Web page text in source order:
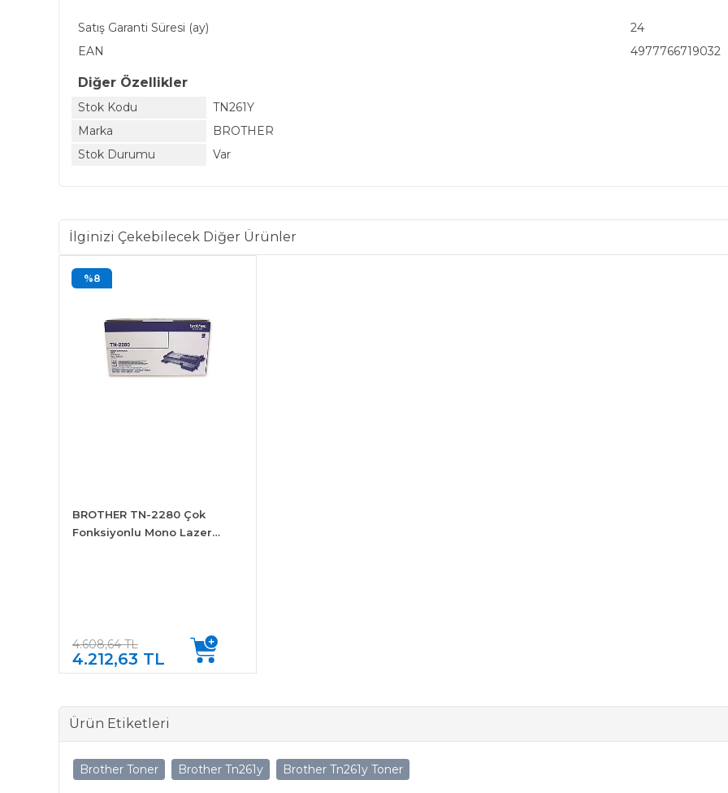
Satış Garanti Süresi (ay)
24
EAN
4977766719032
Diğer Özellikler
Stok Kodu
TN261Y
Marka
BROTHER
Stok Durumu
Var
İlginizi Çekebilecek Diğer Ürünler
BROTHER TN-2280 Çok
Fonksiyonlu Mono Lazer
4.608,64 TL
4.212,63 TL
%8
Ürün Etiketleri
Brother Toner Brother Tn261y Brother Tn261y Toner